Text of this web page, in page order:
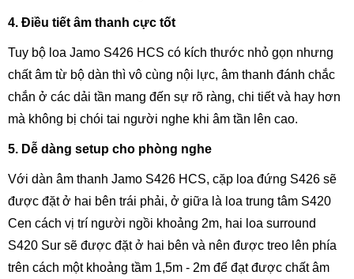
4. Điều tiết âm thanh cực tốt
Tuy bộ loa Jamo S426 HCS có kích thước nhỏ gọn nhưng
chất âm từ bộ dàn thì vô cùng nội lực, âm thanh đánh chắc
chắn ở các dải tần mang đến sự rõ ràng, chi tiết và hay hơn
mà không bị chói tai người nghe khi âm tần lên cao.
5. Dễ dàng setup cho phòng nghe
Với dàn âm thanh Jamo S426 HCS, cặp loa đứng S426 sẽ
được đặt ở hai bên trái phải, ở giữa là loa trung tâm S420
Cen cách vị trí người ngồi khoảng 2m, hai loa surround
S420 Sur sẽ được đặt ở hai bên và nên được treo lên phía
trên cách một khoảng tầm 1,5m - 2m để đạt được chất âm